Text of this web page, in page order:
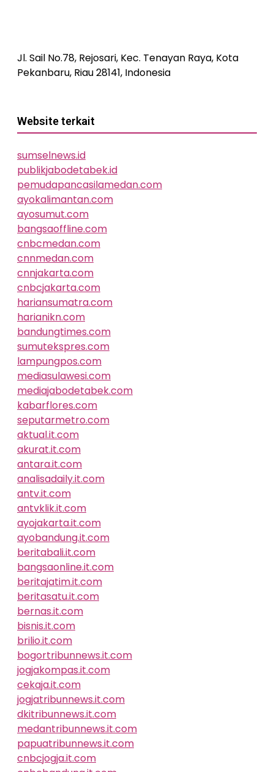
Jl. Sail No.78, Rejosari, Kec. Tenayan Raya, Kota
Pekanbaru, Riau 28141, Indonesia
Website terkait
sumselnews.id
publikjabodetabek.id
pemudapancasilamedan.com
ayokalimantan.com
ayosumut.com
bangsaoffline.com
cnbcmedan.com
cnnmedan.com
cnnjakarta.com
cnbcjakarta.com
hariansumatra.com
harianikn.com
bandungtimes.com
sumutekspres.com
lampungpos.com
mediasulawesi.com
mediajabodetabek.com
kabarflores.com
seputarmetro.com
aktual.it.com
akurat.it.com
antara.it.com
analisadaily.it.com
antv.it.com
antvklik.it.com
ayojakarta.it.com
ayobandung.it.com
beritabali.it.com
bangsaonline.it.com
beritajatim.it.com
beritasatu.it.com
bernas.it.com
bisnis.it.com
brilio.it.com
bogortribunnews.it.com
jogjakompas.it.com
cekaja.it.com
jogjatribunnews.it.com
dkitribunnews.it.com
medantribunnews.it.com
papuatribunnews.it.com
cnbcjogja.it.com